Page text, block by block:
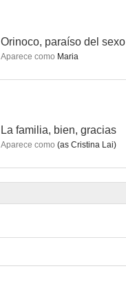
Orinoco, paraíso del sexo
Aparece como Maria
La familia, bien, gracias
Aparece como (as Cristina Lai)